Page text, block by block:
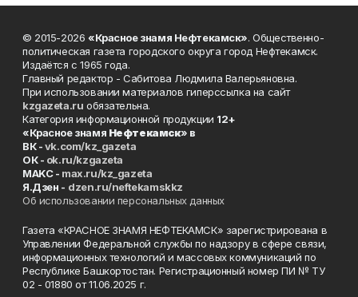
© 2015-2026 «Красное знамя Нефтекамск». Общественно-
политическая газета городского округа город Нефтекамск.
Издаётся с 1965 года.
Главный редактор - Сабитова Людмила Валерьяновна.
При использовании материалов гиперссылка на сайт
kzgazeta.ru обязательна.
Категория информационной продукции 12+
«Красное знамя Нефтекамск» в
ВК -vk.com/kz_gazeta
ОК - ok.ru/kzgazeta
MAKC - max.ru/kz_gazeta
Я.Дзен - dzen.ru/neftekamskkz
Об использовании персональных данных
Газета «КРАСНОЕ ЗНАМЯ НЕФТЕКАМСК» зарегистрирована в
Управлении Федеральной службы по надзору в сфере связи,
информационных технологий и массовых коммуникаций по
Республике Башкортостан. Регистрационный номер ПИ № ТУ
02 - 01880 от 11.06.2025 г.